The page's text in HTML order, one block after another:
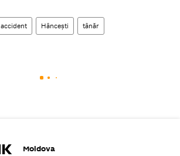
accident Hâncești tânăr
Moldova